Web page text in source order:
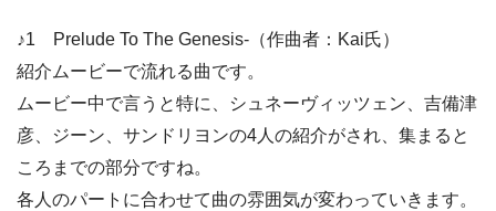
♪1 Prelude To The Genesis-（作曲者：Kai氏）
紹介ムービーで流れる曲です。
ムービー中で言うと特に、シュネーヴィッツェン、吉備津
彦、ジーン、サンドリヨンの4人の紹介がされ、集まると
ころまでの部分ですね。
各人のパートに合わせて曲の雰囲気が変わっていきます。